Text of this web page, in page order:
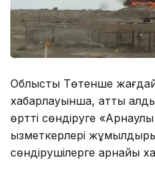
Облыстық Төтенше
хабарлауынша, қатты
өртті сөндіруге
қызметкерлері
сөндірушілерге арнайы